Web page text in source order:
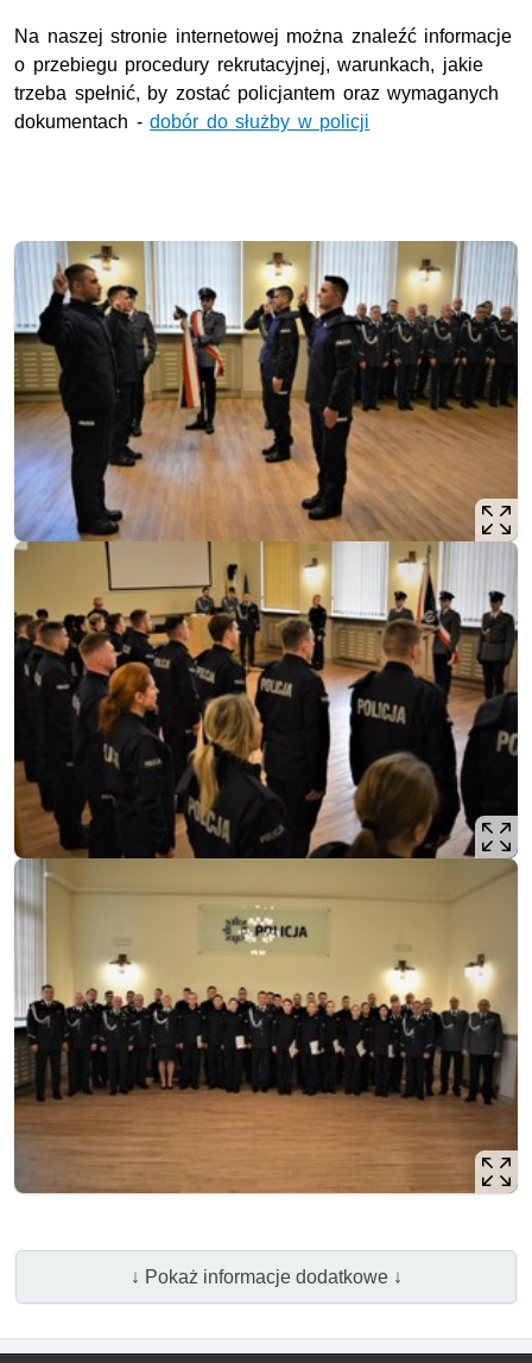
Na naszej stronie internetowej można znaleźć informacje
o przebiegu procedury rekrutacyjnej, warunkach, jakie
trzeba spełnić, by zostać policjantem oraz wymaganych
dokumentach -dobór do służby w policji
↓ Pokaż informacje dodatkowe ↓